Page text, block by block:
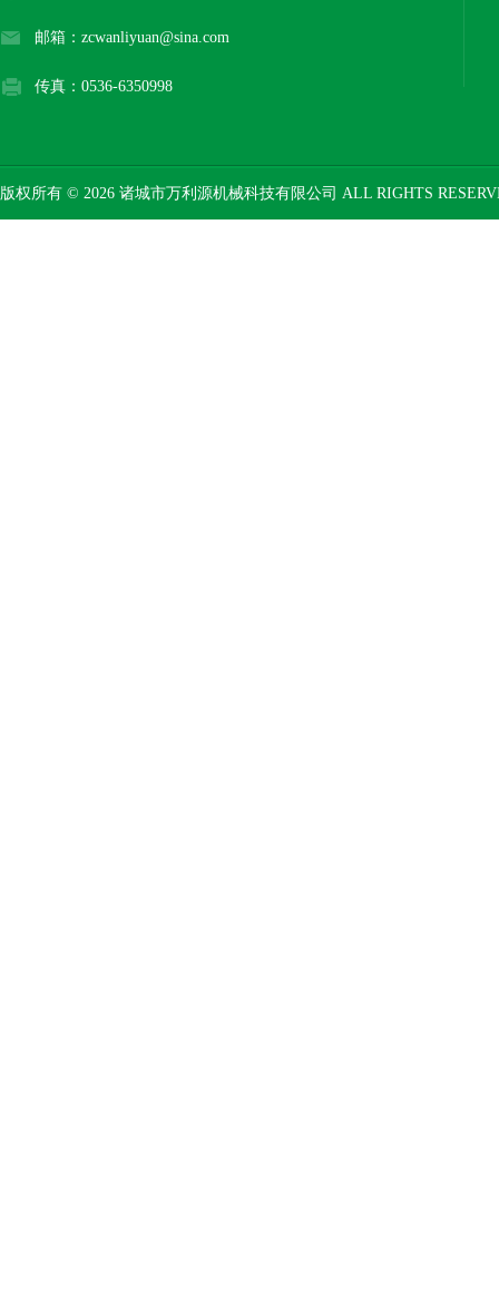
邮箱：zcwanliyuan@sina.com
传真：0536-6350998
版权所有 © 2026 诸城市万利源机械科技有限公司 ALL RIGHTS